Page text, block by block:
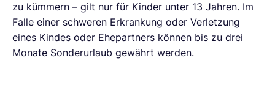
zu kümmern – gilt nur für Kinder unter 13 Jahren. Im
Falle einer schweren Erkrankung oder Verletzung
eines Kindes oder Ehepartners können bis zu drei
Monate Sonderurlaub gewährt werden.